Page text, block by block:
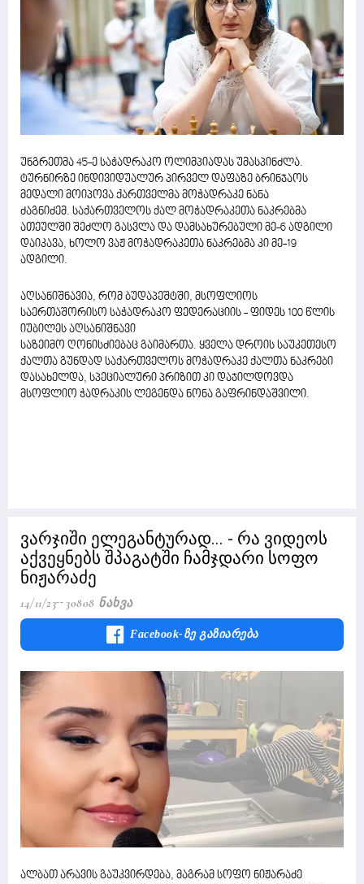
უნგრეთმა 45-ე საჭადრაკო ოლიმპიადას უმასპინძლა.
ტურნირზე ინდივიდუალურ პირველ დაფაზე ბრინჯაოს
მედალი მოიპოვა ქართველმა მოჭადრაკე ნანა
ძაგნიძემ. საქართველოს ქალ მოჭადრაკეთა ნაკრებმა
ათეულში შეძლო გასვლა და დამსახურებული მე-6 ადგილი
დაიკავა, ხოლო ვაჟ მოჭადრაკეთა ნაკრებმა კი მე-19
ადგილი.
აღსანიშნავია, რომ ბუდაპეშტში, მსოფლიოს
საერთაშორისო საჭადრაკო ფედერაციის - ფიდეს 100 წლის
იუბილეს აღსანიშნავი
საზეიმო ღონისძიებაც გაიმართა. ყველა დროის საუკეთესო
ქალთა გუნდად საქართველოს მოჭადრაკე ქალთა ნაკრები
დასახელდა, სპეციალური პრიზით კი დაჯილდოვდა
მსოფლიო ჭადრაკის ლეგენდა ნონა გაფრინდაშვილი.
ვარჯიში ელეგანტურად... - რა ვიდეოს
აქვეყნებს შპაგატში ჩამჯდარი სოფო
ნიჟარაძე
14/11/23 30808 Ნახვა
Facebook-Ზე Გაზიარება
ალბათ არავის გაუკვირდება, მაგრამ სოფო ნიჟარაძე